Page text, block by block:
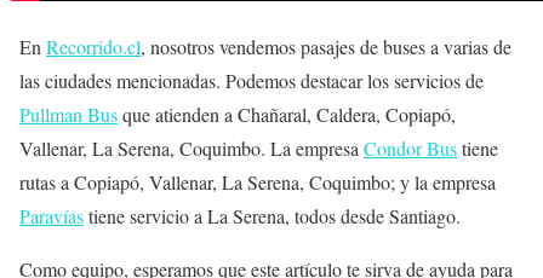
En Recorrido.cl, nosotros vendemos pasajes de buses a varias de
las ciudades mencionadas. Podemos destacar los servicios de
Pullman Busque atienden a Chañaral, Caldera, Copiapó,
Vallenar, La Serena, Coquimbo. La empresa Condor Bustiene
rutas a Copiapó, Vallenar, La Serena, Coquimbo; y la empresa
Paravíastiene servicio a La Serena, todos desde Santiago.
Como equipo, esperamos que este artículo te sirva de ayuda para